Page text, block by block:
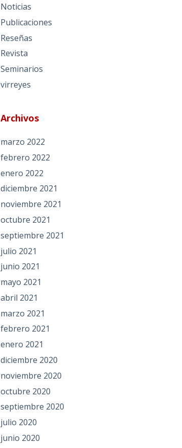
Noticias
Publicaciones
Reseñas
Revista
Seminarios
virreyes
Archivos
marzo 2022
febrero 2022
enero 2022
diciembre 2021
noviembre 2021
octubre 2021
septiembre 2021
julio 2021
junio 2021
mayo 2021
abril 2021
marzo 2021
febrero 2021
enero 2021
diciembre 2020
noviembre 2020
octubre 2020
septiembre 2020
julio 2020
junio 2020